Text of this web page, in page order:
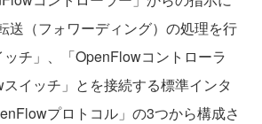
送（フォワーディング）の処理を行
チ」、「OpenFlowコントローラ
イッチ」とを接続する標準インタ
プロトコル」の3つから構成さ